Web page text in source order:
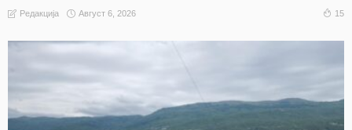
Редакција Август 6, 2026 15